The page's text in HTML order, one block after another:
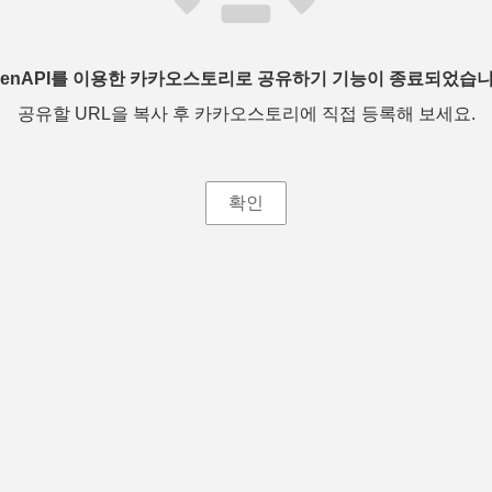
를 이용한 카카오스토리로 공유하기 기능이 종료되었습
공유할 URL을 복사 후 카카오스토리에 직접 등록해 보세요.
확인